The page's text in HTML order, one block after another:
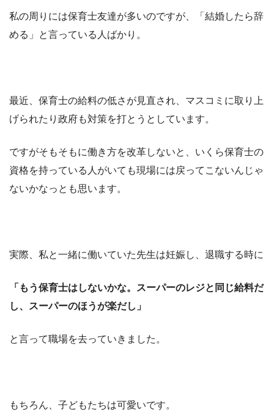
私の周りには保育士友達が多いのですが、「結婚したら辞
める」と言っている人ばかり。
最近、保育士の給料の低さが見直され、マスコミに取り上
げられたり政府も対策を打とうとしています。
ですがそもそもに働き方を改革しないと、いくら保育士の
資格を持っている人がいても現場には戻ってこないんじゃ
ないかなっとも思います。
実際、私と一緒に働いていた先生は妊娠し、退職する時に
「もう保育士はしないかな。スーパーのレジと同じ給料だ
し、スーパーのほうが楽だし」
と言って職場を去っていきました。
もちろん、子どもたちは可愛いです。